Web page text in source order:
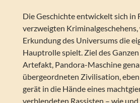
Die Geschichte entwickelt sich in
verzweigten
Erkundung des Universums die
Hauptrolle spielt. Ziel des
Artefakt, Pandora-Maschine
übergeordneten Zivilisation, eben
gerät in die Hände eines
verblendeten Rassisten – wie